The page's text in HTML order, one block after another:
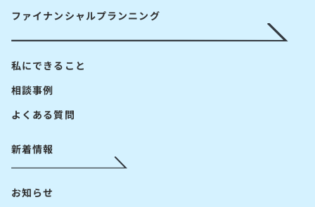
ファイナンシャルプランニング
私にできること
相談事例
よくある質問
新着情報
お知らせ